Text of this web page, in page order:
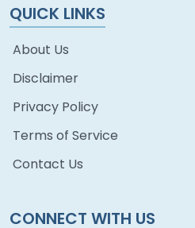
QUICK LINKS
About Us
Disclaimer
Privacy Policy
Terms of Service
Contact Us
CONNECT WITH US